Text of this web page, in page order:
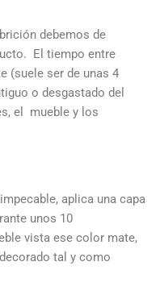
debemos de
El tiempo entre
(suele ser de unas 4
o desgastado del
el mueble y los
aplica una capa
unos 10
vista ese color mate,
tal y como